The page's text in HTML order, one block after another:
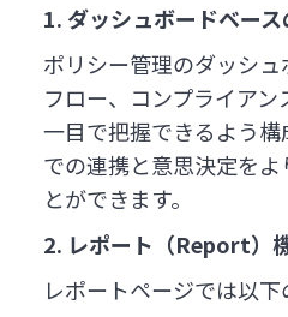
1. ダッシュボードベー
ポリシー管理のダッシ
フロー、コンプライア
一目で把握できるよう
での連携と意思決定を
とができます。
2. レポート（Report）
レポートページでは以